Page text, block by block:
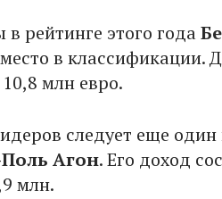
в рейтинге этого года
в классификации.
млн евро.
следует еще
Агон. Его доход
млн.